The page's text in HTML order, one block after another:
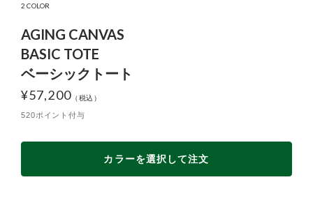
2 COLOR
AGING CANVAS
BASIC TOTE
ベーシックトート
¥57,200
520ポイント付与
カラーを選択して注文